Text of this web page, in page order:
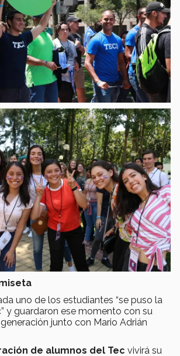
uno de los estudiantes “se puso la
y guardaron ese momento con su
generación junto con Mario Adrián
de alumnos del Tec vivirá su